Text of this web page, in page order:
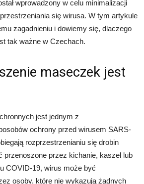
wprowadzony w celu minimalizacji
się wirusa. W tym artykule
zagadnieniu i dowiemy się, dlaczego
tak ważne w Czechach.
maseczek jest
jest jednym z
ochrony przed wirusem SARS-
rozprzestrzenianiu się drobin
przenoszone przez kichanie, kaszel lub
COVID-19, wirus może być
osoby, które nie wykazują żadnych